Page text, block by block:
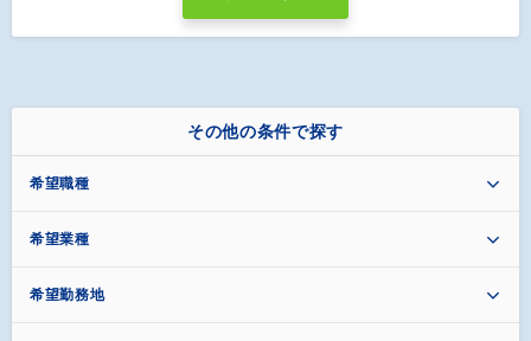
その他の条件で探す
希望職種
希望業種
希望勤務地